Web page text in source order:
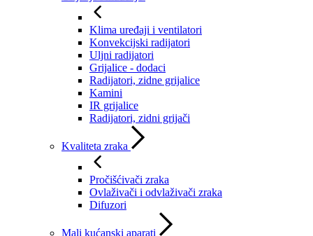
Klima uređaji i ventilatori
Konvekcijski radijatori
Uljni radijatori
Grijalice - dodaci
Radijatori, zidne grijalice
Kamini
IR grijalice
Radijatori, zidni grijači
Kvaliteta zraka
Pročišćivači zraka
Ovlaživači i odvlaživači zraka
Difuzori
Mali kućanski aparati